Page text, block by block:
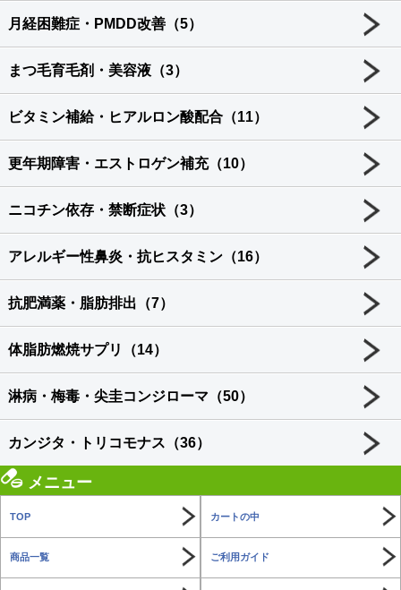
月経困難症・PMDD改善（5）
まつ毛育毛剤・美容液（3）
ビタミン補給・ヒアルロン酸配合（11）
更年期障害・エストロゲン補充（10）
ニコチン依存・禁断症状（3）
アレルギー性鼻炎・抗ヒスタミン（16）
抗肥満薬・脂肪排出（7）
体脂肪燃焼サプリ（14）
淋病・梅毒・尖圭コンジローマ（50）
カンジタ・トリコモナス（36）
メニュー
TOP カートの中
商品一覧 ご利用ガイド